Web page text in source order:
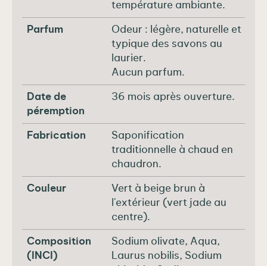
température ambiante.
Parfum
Odeur : légère, naturelle et
typique des savons au
laurier.
Aucun parfum.
Date de
péremption
36 mois après ouverture.
Fabrication
Saponification
traditionnelle à chaud en
chaudron.
Couleur
Vert à beige brun à
l'extérieur (vert jade au
centre).
Composition
(INCI)
Sodium olivate, Aqua,
Laurus nobilis, Sodium